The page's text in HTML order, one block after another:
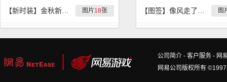
图片18张 图
公司简介 - 客户服务 - 网
网易公司版权所有